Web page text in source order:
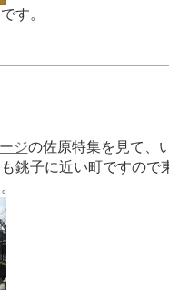
す。
ジの佐原特集を見て、
銚子に近い町ですので